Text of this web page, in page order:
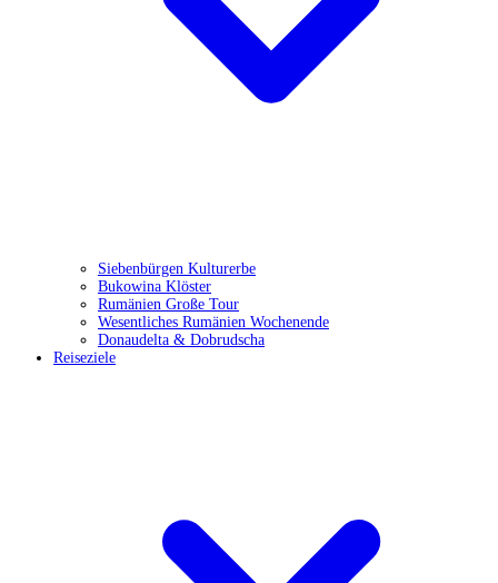
Siebenbürgen Kulturerbe
Bukowina Klöster
Rumänien Große Tour
Wesentliches Rumänien Wochenende
Donaudelta & Dobrudscha
Reiseziele